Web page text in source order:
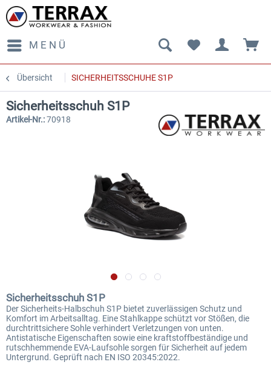
MENÜ
Übersicht SICHERHEITSSCHUHE S1P
Sicherheitsschuh S1P
Artikel-Nr.:70918
Sicherheitsschuh S1P
Der Sicherheits-Halbschuh S1P bietet zuverlässigen Schutz und
Komfort im Arbeitsalltag. Eine Stahlkappe schützt vor Stößen, die
durchtrittsichere Sohle verhindert Verletzungen von unten.
Antistatische Eigenschaften sowie eine kraftstoffbeständige und
rutschhemmende EVA-Laufsohle sorgen für Sicherheit auf jedem
Untergrund. Geprüft nach EN ISO 20345:2022.